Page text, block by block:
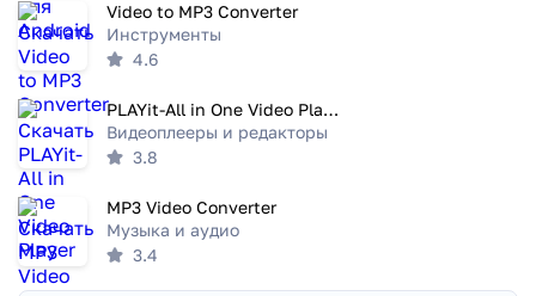
Video to MP3 Converter
Инструменты
4.6
PLAYit-All in One Video Player
Видеоплееры и редакторы
3.8
MP3 Video Converter
Музыка и аудио
3.4